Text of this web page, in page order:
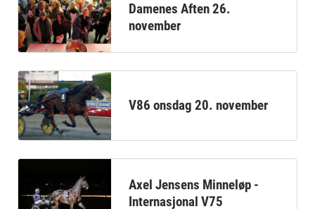
Damenes Aften 26.
november
V86 onsdag 20. november
Axel Jensens Minneløp -
Internasjonal V75